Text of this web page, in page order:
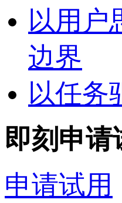
以用户
边界
以任务
即刻申请
申请试用